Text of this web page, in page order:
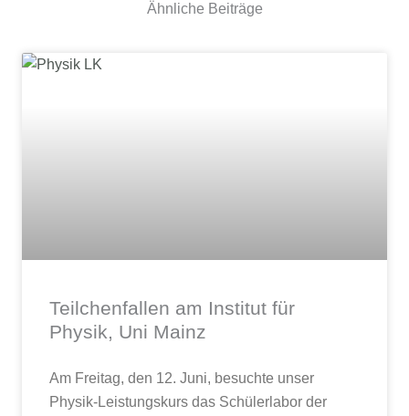
Ähnliche Beiträge
Teilchenfallen am Institut für
Physik, Uni Mainz
Am Freitag, den 12. Juni, besuchte unser
Physik-Leistungskurs das Schülerlabor der